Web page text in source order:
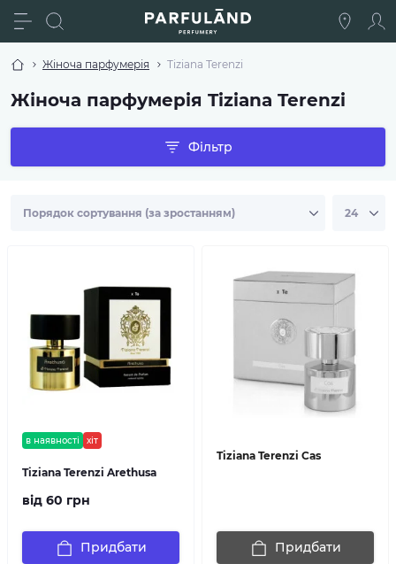
Жіноча парфумерія Tiziana Terenzi
Жіноча парфумерія Tiziana Terenzi
Фільтр
в наявності хіт
Tiziana Terenzi Arethusa
від 60 грн
Придбати
Tiziana Terenzi Cas
Придбати